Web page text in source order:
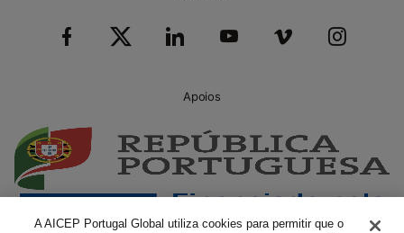
Apoios
A AICEP Portugal Global utiliza cookies para permitir que o